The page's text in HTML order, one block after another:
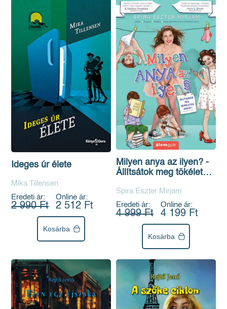
Ideges úr élete
Mika Tillensen
Eredeti ár:
2 990 Ft
Online ár:
2 512 Ft
Kosárba
Milyen anya az ilyen? -
Állítsátok meg tökéletes
Spira Eszter Mirjam
Eredeti ár:
4 999 Ft
Online ár:
4 199 Ft
Kosárba